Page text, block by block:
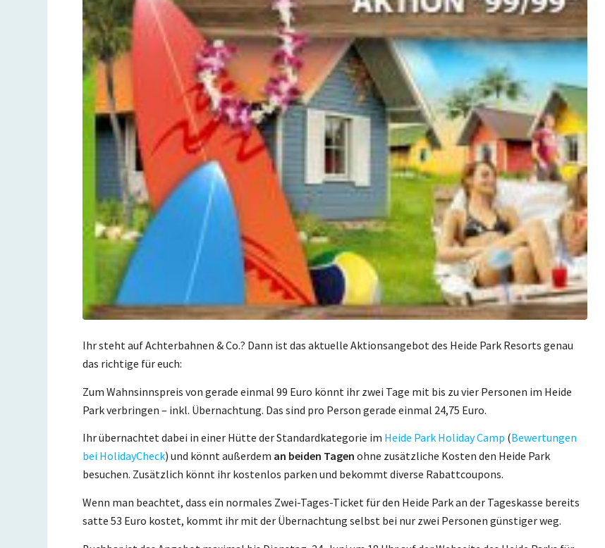
Ihr steht auf Achterbahnen & Co.? Dann ist das aktuelle Aktionsangebot des Heide Park Resorts genau
das richtige für euch:
Zum Wahnsinnspreis von gerade einmal 99 Euro könnt ihr zwei Tage mit bis zu vier Personen im Heide
Park verbringen – inkl. Übernachtung. Das sind pro Person gerade einmal 24,75 Euro.
Ihr übernachtet dabei in einer Hütte der Standardkategorie im Heide Park Holiday Camp (Bewertungen
bei HolidayCheck) und könnt außerdem an beiden Tagen ohne zusätzliche Kosten den Heide Park
besuchen. Zusätzlich könnt ihr kostenlos parken und bekommt diverse Rabattcoupons.
Wenn man beachtet, dass ein normales Zwei-Tages-Ticket für den Heide Park an der Tageskasse bereits
satte 53 Euro kostet, kommt ihr mit der Übernachtung selbst bei nur zwei Personen günstiger weg.